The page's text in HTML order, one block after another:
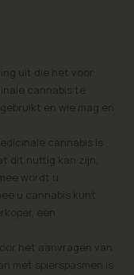
uit die het voor
cannabis te
en wie mag en
cannabis is
dit nuttig kan zijn,
wordt u
u cannabis kunt
een
het aanvragen van
met spierspasmen is